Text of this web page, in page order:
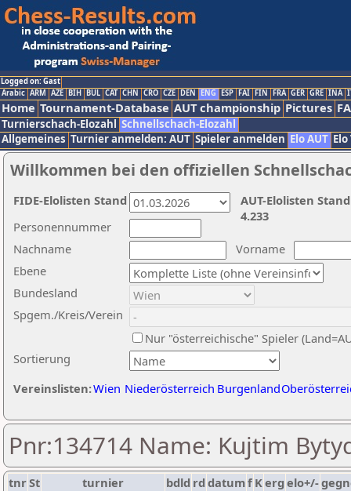
Logged on: Gast
Arabic ARM AZE BIH BUL CAT CHN CRO CZE DEN ENG ESP FAI FIN FRA GER GRE INA
Home Tournament-Database AUT championship Pictures
Turnierschach-Elozahl Schnellschach-Elozahl
Allgemeines Turnier anmelden: AUT Spieler anmelden Elo AUT
Willkommen bei den offiziellen
Nachname
Vorname
Ebene
Sortierung
Personennummer
Bundesland
Spgem./Kreis/Verein
Nur "österreichische" Spieler
Vereinslisten:Wien Niederösterreich Burgenland
AUT-Elolisten
4.233
FIDE-Elolisten Stand
Pnr:134714 Name: Kujtim
tnrSt turnier bdld rd datumf Kerg elo+/-